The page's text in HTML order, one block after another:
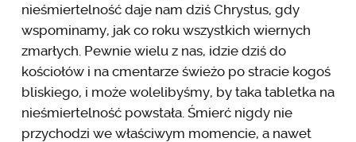
nieśmiertelność daje nam dziś Chrystus, gdy
wspominamy, jak co roku wszystkich wiernych
zmarłych. Pewnie wielu z nas, idzie dziś do
kościołów i na cmentarze świeżo po stracie kogoś
bliskiego, i może wolelibyśmy, by taka tabletka na
nieśmiertelność powstała. Śmierć nigdy nie
przychodzi we właściwym momencie, a nawet